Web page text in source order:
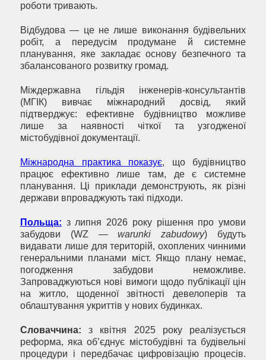
роботи тривають.
Відбудова — це не лише виконання будівельних
робіт, а передусім продумане й системне
планування, яке закладає основу безпечного та
збалансованого розвитку громад.
Міждержавна гільдія інженерів-консультантів
(МГІК) вивчає міжнародний досвід, який
підтверджує: ефективне будівництво можливе
лише за наявності чіткої та узгодженої
містобудівної документації.
Міжнародна практика показує, що будівництво
працює ефективно лише там, де є системне
планування. Ці приклади демонструють, як різні
держави впроваджують такі підходи.
Польща: з липня 2026 року рішення про умови
забудови (WZ —warunki zabudowy) будуть
видавати лише для територій, охоплених чинними
генеральними планами міст. Якщо плану немає,
погодження забудови неможливе.
Запроваджуються нові вимоги щодо публікації цін
на житло, щоденної звітності девелоперів та
облаштування укриттів у нових будинках.
Словаччина: з квітня 2025 року реалізується
реформа, яка об’єднує містобудівні та будівельні
процедури і передбачає цифровізацію процесів.